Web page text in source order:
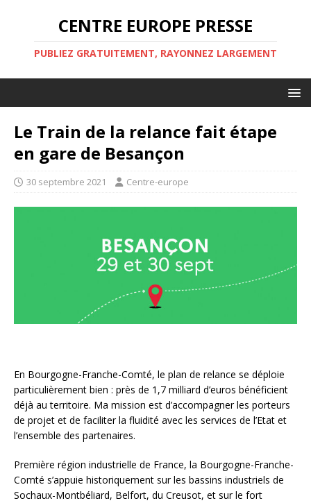
CENTRE EUROPE PRESSE
PUBLIEZ GRATUITEMENT, RAYONNEZ LARGEMENT
Le Train de la relance fait étape
en gare de Besançon
30 septembre 2021 Centre-europe
En Bourgogne-Franche-Comté, le plan de relance se déploie
particulièrement bien : près de 1,7 milliard d’euros bénéficient
déjà au territoire. Ma mission est d’accompagner les porteurs
de projet et de faciliter la fluidité avec les services de l’Etat et
l’ensemble des partenaires.
Première région industrielle de France, la Bourgogne-Franche-
Comté s’appuie historiquement sur les bassins industriels de
Sochaux-Montbéliard, Belfort, du Creusot, et sur le fort